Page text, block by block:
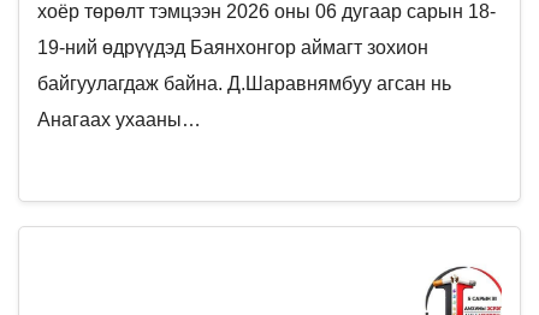
хоёр төрөлт тэмцээн 2026 оны 06 дугаар сарын 18-
19-ний өдрүүдэд Баянхонгор аймагт зохион
байгуулагдаж байна. Д.Шаравнямбуу агсан нь
Анагаах ухааны…